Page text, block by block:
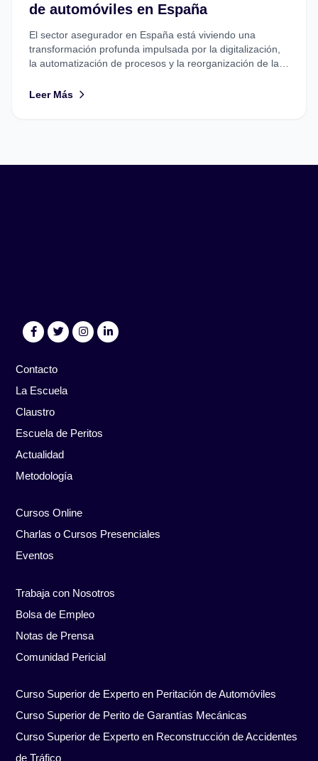
de automóviles en España
El sector asegurador en España está viviendo una
transformación profunda impulsada por la digitalización,
la automatización de procesos y la reorganización de las
Leer Más
Contacto
La Escuela
Claustro
Escuela de Peritos
Actualidad
Metodología
Cursos Online
Charlas o Cursos Presenciales
Eventos
Trabaja con Nosotros
Bolsa de Empleo
Notas de Prensa
Comunidad Pericial
Curso Superior de Experto en Peritación de Automóviles
Curso Superior de Perito de Garantías Mecánicas
Curso Superior de Experto en Reconstrucción de Accidentes
de Tráfico